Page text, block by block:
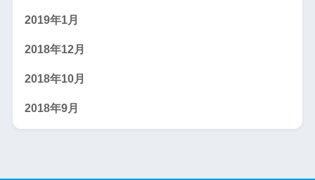
2019年1月
2018年12月
2018年10月
2018年9月